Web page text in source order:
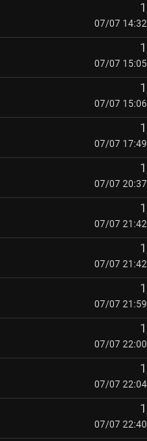
07/07 14:32
07/07 15:05
07/07 15:06
07/07 17:49
07/07 20:37
07/07 21:42
07/07 21:42
07/07 21:59
07/07 22:00
07/07 22:04
07/07 22:40